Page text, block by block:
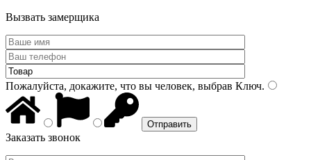
Вызвать замерщика
Пожалуйста, докажите, что вы человек, выбрав Ключ.
Заказать звонок